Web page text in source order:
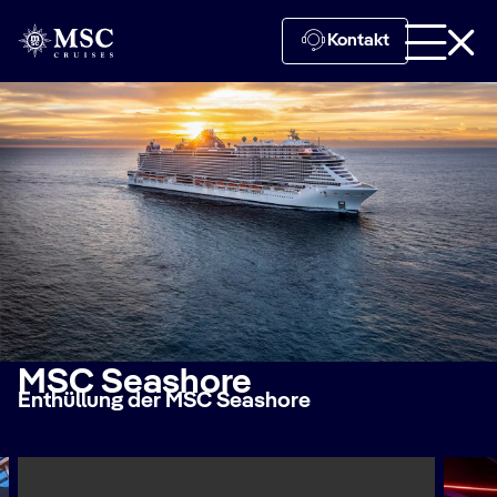
Kontakt
MSC Seashore
Enthüllung der MSC Seashore